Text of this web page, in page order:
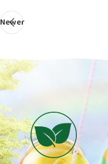
Newer